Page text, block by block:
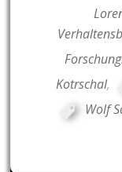
Kotrschal,
Wolf